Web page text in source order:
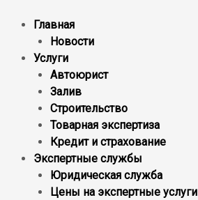
Главная
Новости
Услуги
Автоюрист
Залив
Строительство
Товарная экспертиза
Кредит и страхование
Экспертные службы
Юридическая служба
Цены на экспертные услуги